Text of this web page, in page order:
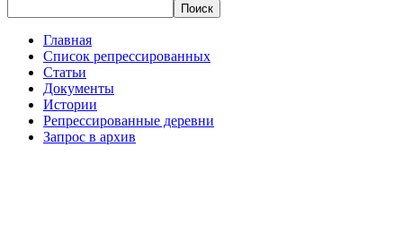
Поиск
Главная
Список репрессированных
Статьи
Документы
Истории
Репрессированные деревни
Запрос в архив